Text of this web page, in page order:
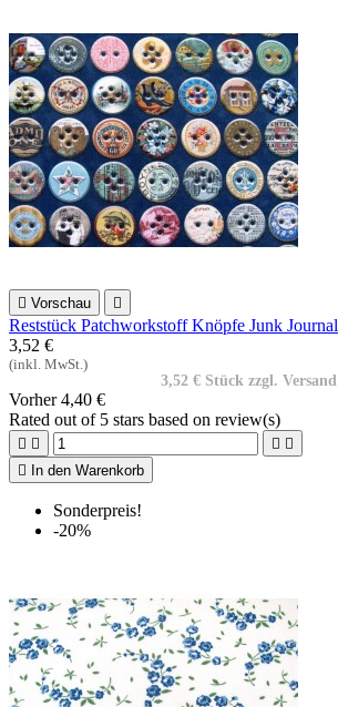
 Vorschau 
Reststück Patchworkstoff Knöpfe Junk Journal
3,52 €
(inkl. MwSt.)
3,52 € Stück zzgl. Versand
Vorher4,40 €
Rated out of 5 stars based on review(s)
   

In den Warenkorb
Sonderpreis!
-20%